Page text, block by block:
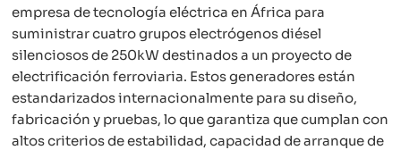
empresa de tecnología eléctrica en África para
suministrar cuatro grupos electrógenos diésel
silenciosos de 250kW destinados a un proyecto de
electrificación ferroviaria. Estos generadores están
estandarizados internacionalmente para su diseño,
fabricación y pruebas, lo que garantiza que cumplan con
altos criterios de estabilidad, capacidad de arranque de